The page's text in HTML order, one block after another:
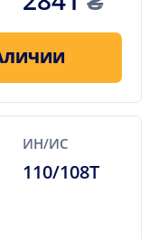
ИН/ИС
110/108T